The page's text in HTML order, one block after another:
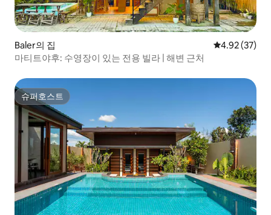
Baler의 집 평점 4.92점(5
4.92 (37)
마티트야후: 수영장이 있는 전용 빌라 | 해변 근처
슈퍼호스트
슈퍼호스트